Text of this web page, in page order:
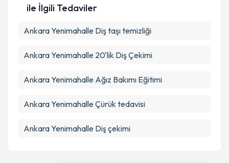
ile İlgili Tedaviler
Ankara Yenimahalle Diş taşı temizliği
Ankara Yenimahalle 20'lik Diş Çekimi
Ankara Yenimahalle Ağız Bakımı Eğitimi
Ankara Yenimahalle Çürük tedavisi
Ankara Yenimahalle Diş çekimi